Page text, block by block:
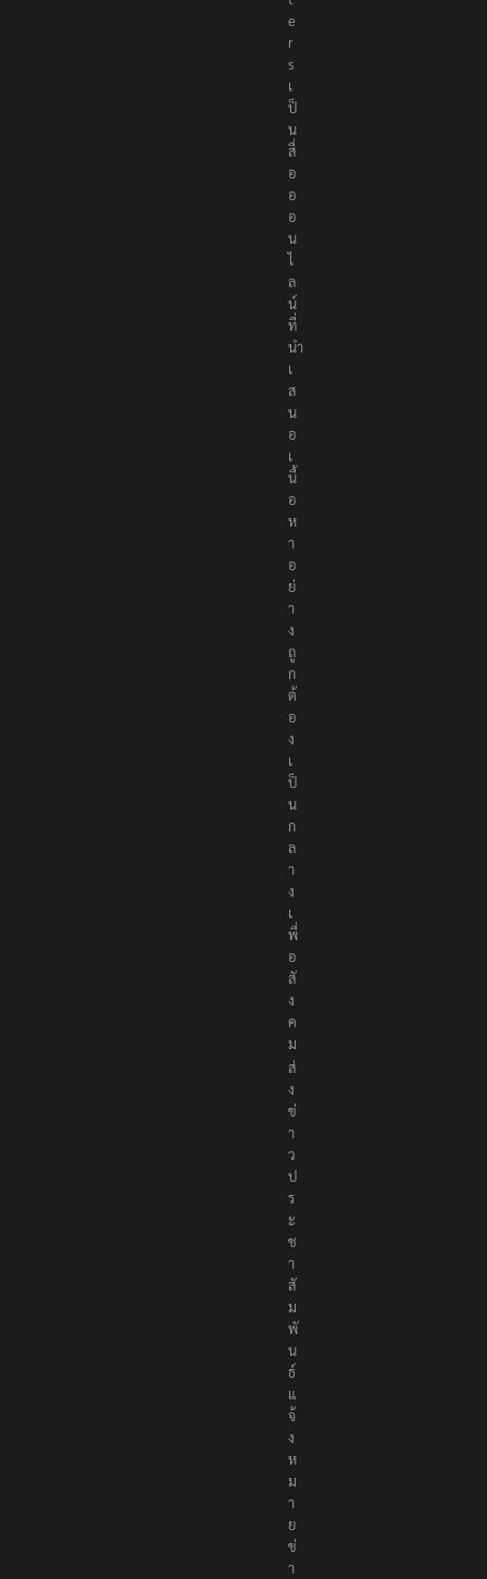
e
r
s
เ
ป็
น
สื่
อ
อ
อ
น
ไ
ล
น์
ที่
นำ
เ
ส
น
อ
เ
นื้
อ
ห
า
อ
ย่
า
ง
ถู
ก
ต้
อ
ง
เ
ป็
น
ก
ล
า
ง
เ
พื่
อ
สั
ง
ค
ม
ส่
ง
ข่
า
ว
ป
ร
ะ
ช
า
สั
ม
พั
น
ธ์
แ
จ้
ง
ห
ม
า
ย
ข่
า